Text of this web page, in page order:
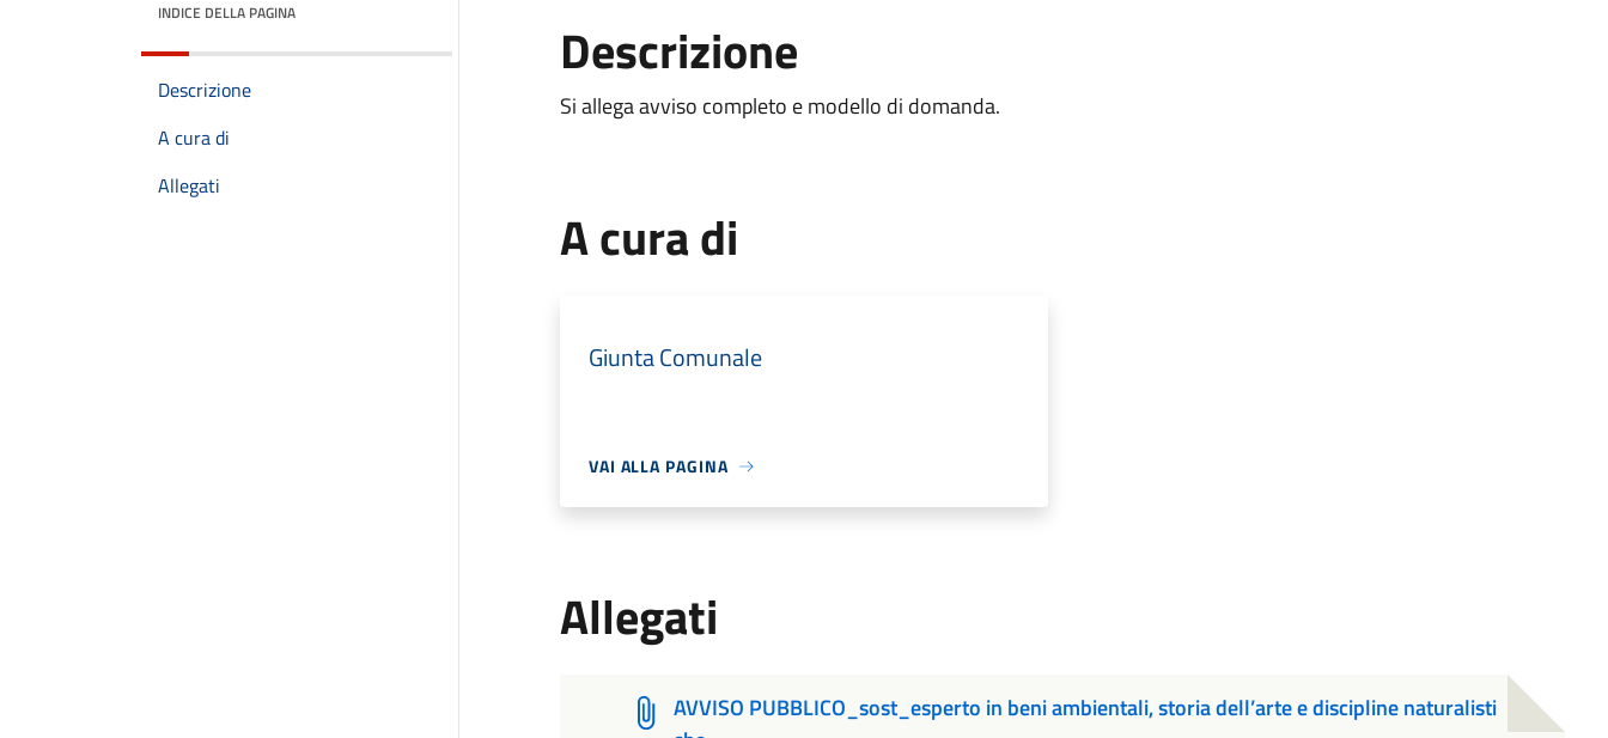
INDICE DELLA PAGINA
Descrizione
A cura di
Allegati
Descrizione
Si allega avviso completo e modello di domanda.
A cura di
Giunta Comunale
VAI ALLA PAGINA
Allegati
AVVISO PUBBLICO_sost_esperto in beni ambientali, storia dell’arte e discipline naturalisti